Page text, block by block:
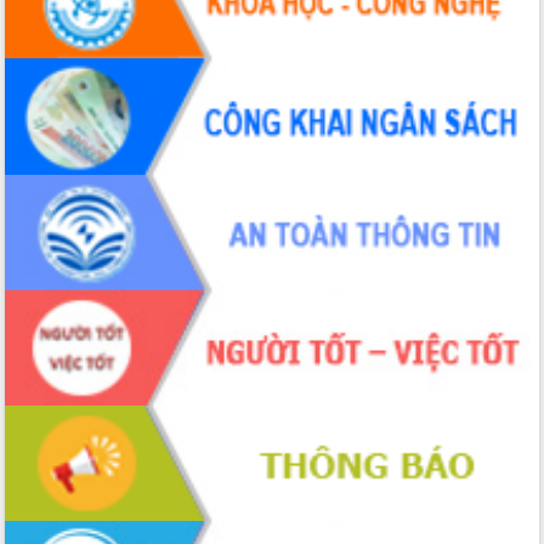
Hội thảo khoa học “Giải pháp thúc đẩy
phát triển nền kinh tế xanh tại tỉnh
Đắk Lắk”
Tăng cường giám sát, đôn đốc thực
hiện nhiệm vụ quản lý tài sản công
hàng tuần
Tháo gỡ những vướng mắc, đẩy mạnh
công tác cải cách thủ tục hành chính
tại Trung tâm Phục vụ hành chính
công tỉnh
Đắk Lắk: Tôn vinh 46 giải pháp tại Hội
thi Sáng tạo Kỹ thuật 2024 - 2025
Đắk Lắk rà soát, điều chỉnh Đề án 190
về phát triển nuôi trồng thủy sản
Phó Chủ tịch UBND tỉnh Đắk Lắk
Trương Công Thái kiểm tra thực địa
Dự án cao tốc Khánh Hòa - Buôn Ma
Thuột
Định vị cà phê Việt Nam như một “di
sản sống” trong dòng chảy toàn cầu